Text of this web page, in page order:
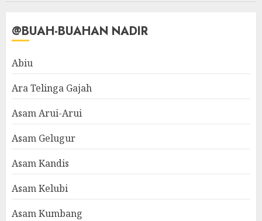
@BUAH-BUAHAN NADIR
Abiu
Ara Telinga Gajah
Asam Arui-Arui
Asam Gelugur
Asam Kandis
Asam Kelubi
Asam Kumbang